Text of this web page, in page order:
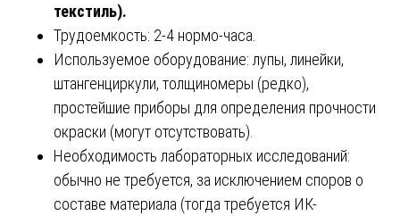
текстиль).
Трудоемкость: 2-4 нормо-часа.
Используемое оборудование: лупы, линейки,
штангенциркули, толщиномеры (редко),
простейшие приборы для определения прочности
окраски (могут отсутствовать).
Необходимость лабораторных исследований:
обычно не требуется, за исключением споров о
составе материала (тогда требуется ИК-